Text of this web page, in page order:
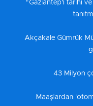
“Gaziantep'i tarihi
Akçakale Gümrük
43 Milyon
Maaşlardan